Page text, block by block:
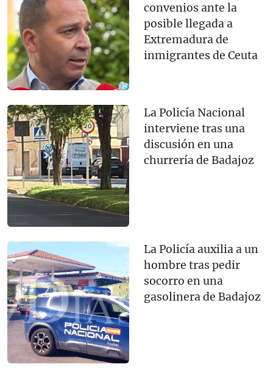
convenios ante la
posible llegada a
Extremadura de
inmigrantes de Ceuta
La Policía Nacional
interviene tras una
discusión en una
churrería de Badajoz
La Policía auxilia a un
hombre tras pedir
socorro en una
gasolinera de Badajoz